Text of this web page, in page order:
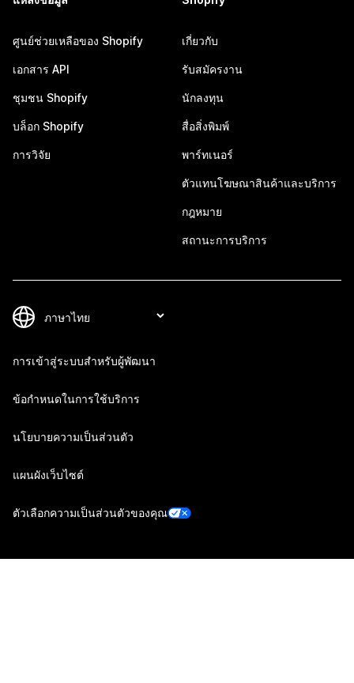
ศูนย์ช่วยเหลือของ Shopify
เอกสาร API
ชุมชน Shopify
บล็อก Shopify
การวิจัย
เกี่ยวกับ
รับสมัครงาน
นักลงทุน
สื่อสิ่งพิมพ์
พาร์ทเนอร์
ตัวแทนโฆษณาสินค้าและบริการ
กฎหมาย
สถานะการบริการ
การเข้าสู่ระบบสำหรับผู้พัฒนา
ข้อกำหนดในการใช้บริการ
นโยบายความเป็นส่วนตัว
แผนผังเว็บไซต์
ตัวเลือกความเป็นส่วนตัวของคุณ